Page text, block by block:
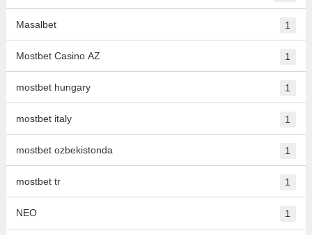
Masalbet 1
Mostbet Casino AZ 1
mostbet hungary 1
mostbet italy 1
mostbet ozbekistonda 1
mostbet tr 1
NEO 1